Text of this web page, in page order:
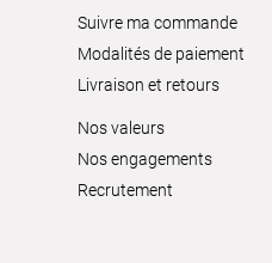
Suivre ma commande
Modalités de paiement
Livraison et retours
Nos valeurs
Nos engagements
Recrutement